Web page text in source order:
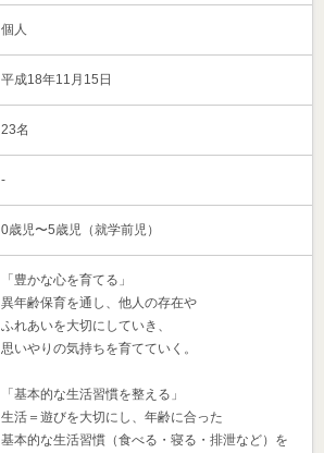
個人
平成18年11月15日
23名
-
0歳児〜5歳児（就学前児）
「豊かな心を育てる」
異年齢保育を通し、他人の存在や
ふれあいを大切にしていき、
思いやりの気持ちを育てていく。
「基本的な生活習慣を整える」
生活＝遊びを大切にし、年齢に合った
基本的な生活習慣（食べる・寝る・排泄など）を